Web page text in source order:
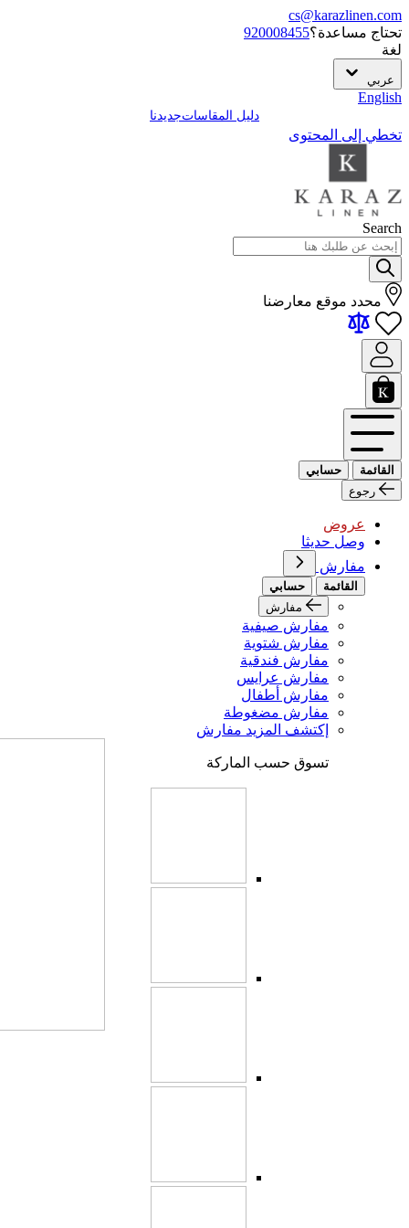
cs@karazlinen.com
تحتاج مساعدة؟920008455
لغة
عربي
English
دليل المقاساتجديدنا
تخطي إلى المحتوى
Search
محدد موقع معارضنا
القائمة
حسابي
رجوع
عروض
وصل حديثا
مفارش
القائمة
حسابي
مفارش
مفارش صيفية
مفارش شتوية
مفارش فندقية
مفارش عرايس
مفارش أطفال
مفارش مضغوطة
إكتشف المزيد مفارش
تسوق حسب الماركة